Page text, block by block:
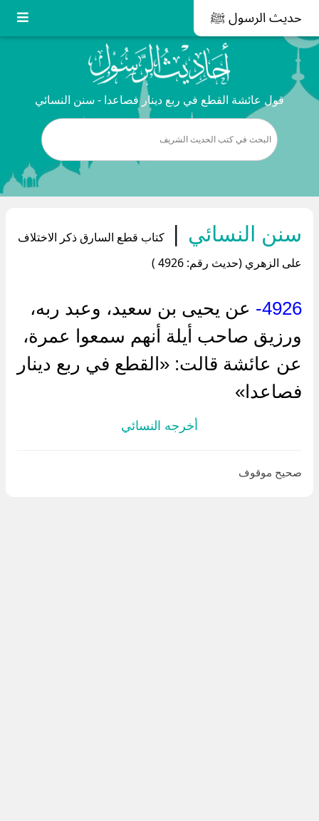
حديث الرسول ﷺ
قول عائشة القطع في ربع دينار فصاعدا - سنن النسائي
سنن النسائي |
كتاب قطع السارق ذكر الاختلاف
على الزهري (حديث رقم: 4926 )
4926-
عن يحيى بن سعيد، وعبد ربه،
ورزيق صاحب أيلة أنهم سمعوا عمرة،
عن عائشة قالت: «القطع في ربع دينار
فصاعدا»
أخرجه النسائي
صحيح موقوف